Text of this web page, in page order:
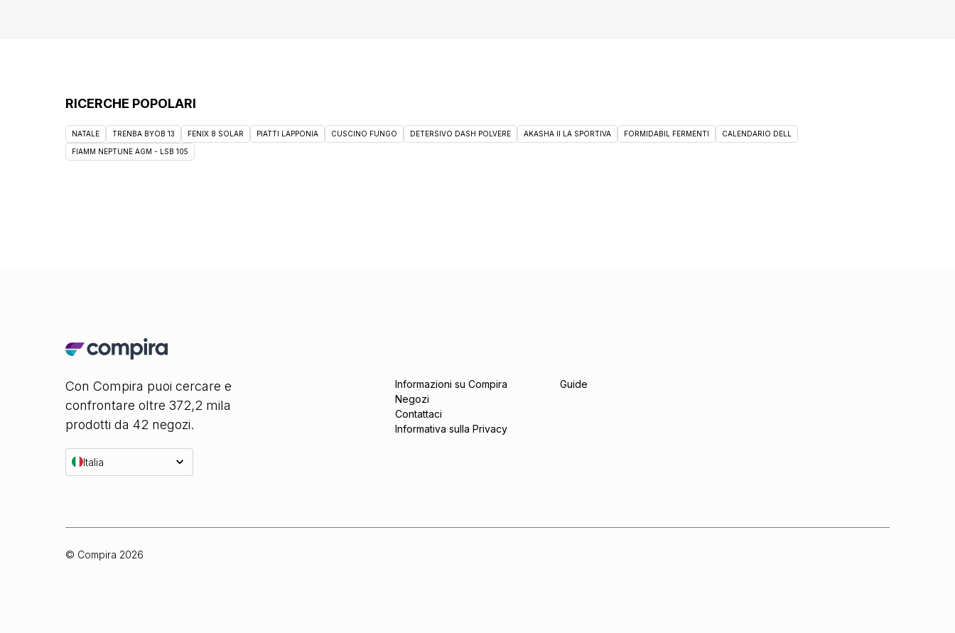
RICERCHE POPOLARI
NATALE TRENBA BYOB 13 FENIX 8 SOLAR PIATTI LAPPONIA CUSCINO FUNGO DETERSIVO DASH POLVERE AKASHA II LA SPORTIVA FORMIDABIL FERMENTI CALENDARIO DELL
FIAMM NEPTUNE AGM - LSB 105
Con Compira puoi cercare e
confrontare oltre 372,2 mila
prodotti da 42 negozi.
Italia
Informazioni su Compira
Negozi
Contattaci
Informativa sulla Privacy
Guide
© Compira 2026